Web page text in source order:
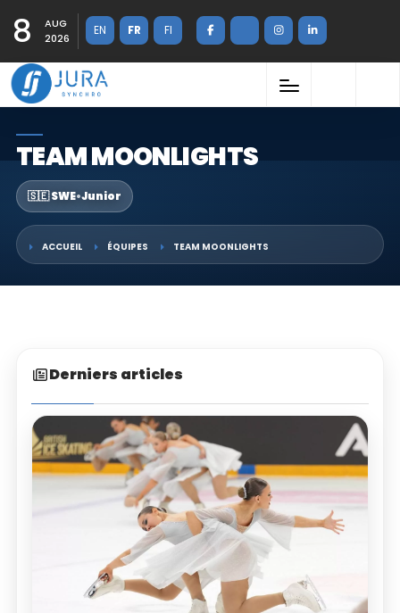
8
AUG
2026
EN FR FI
TEAM MOONLIGHTS
🇸🇪 SWE•Junior
ACCUEIL ÉQUIPES TEAM MOONLIGHTS
Derniers articles